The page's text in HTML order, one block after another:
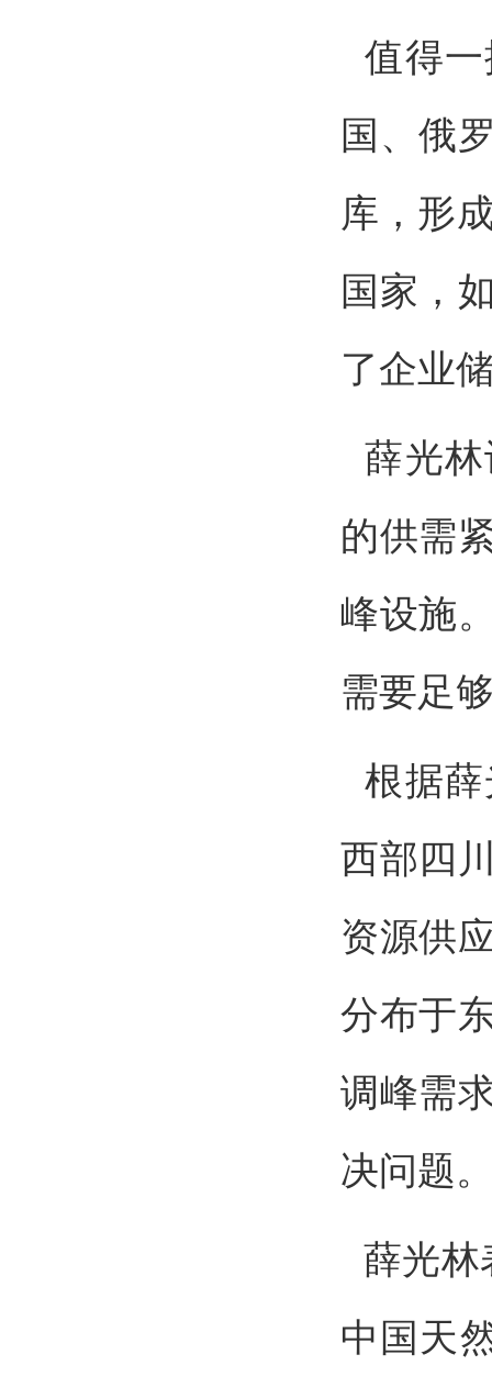
值得
国、俄
库，形
国家，
了企业
薛光
的供需
峰设施
需要足
根据
西部四
资源供
分布于
调峰需
决问题
薛光林
中国天